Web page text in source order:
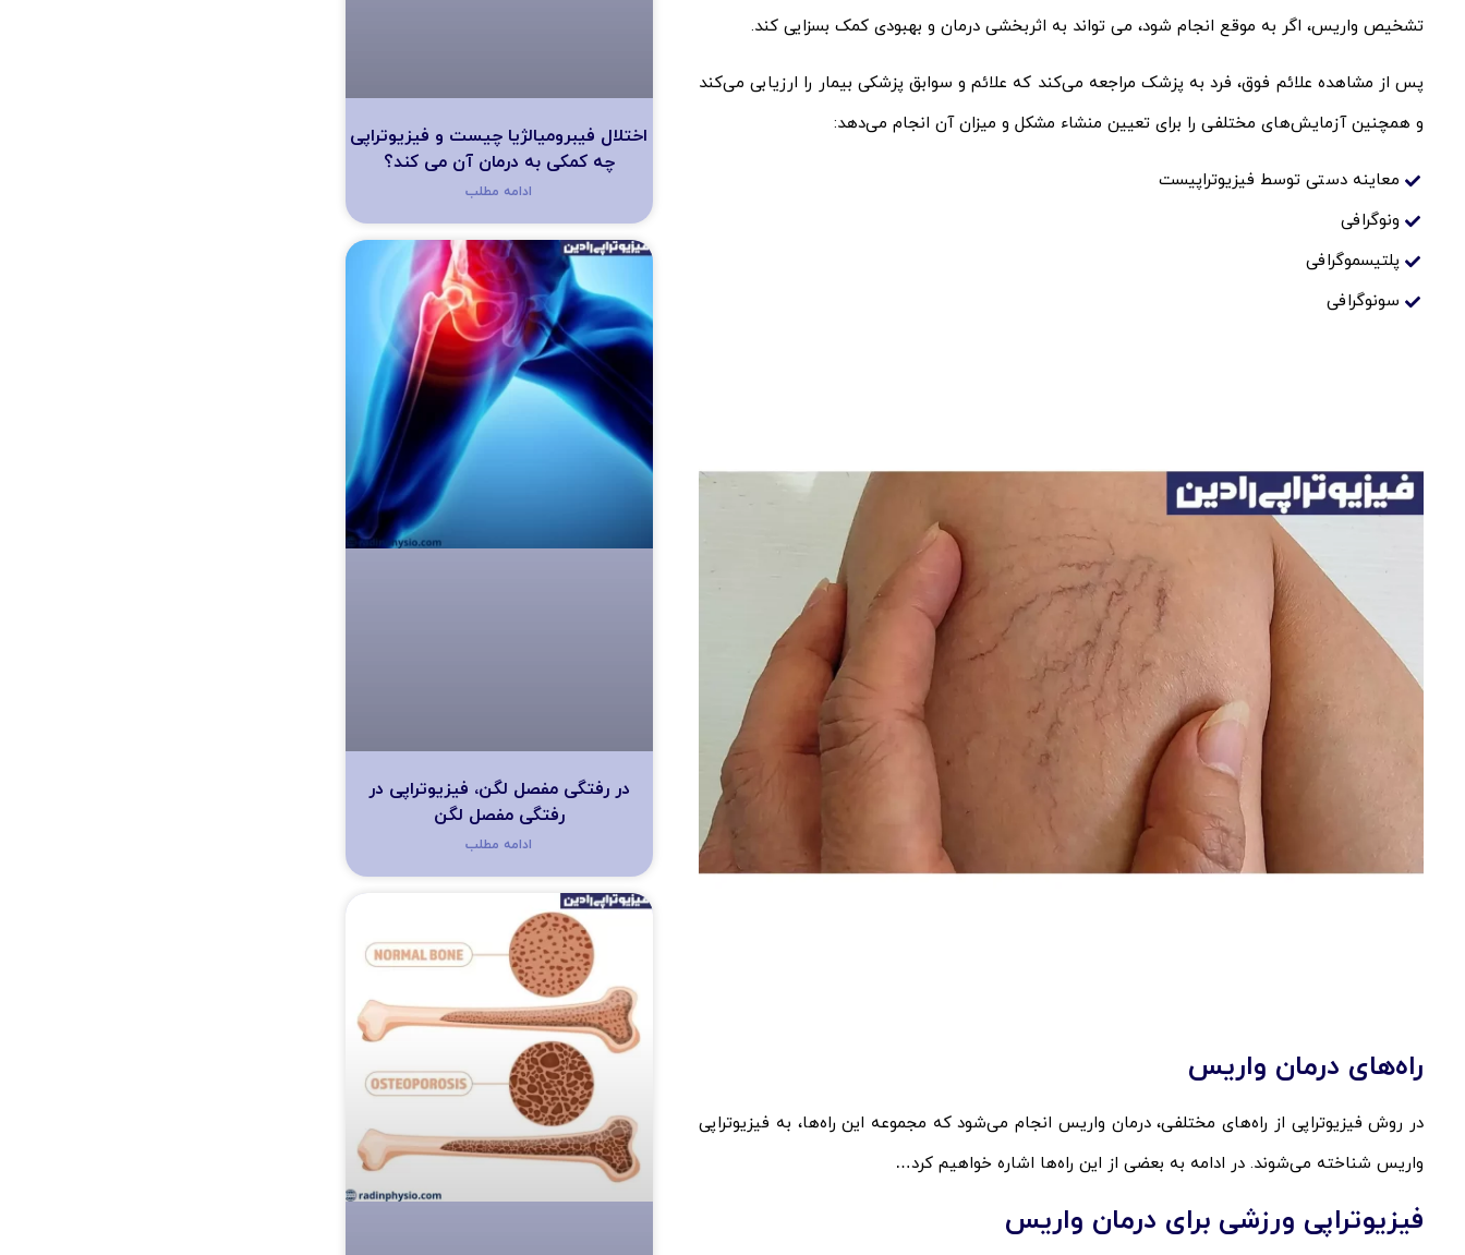
تشخیص واریس، اگر به موقع انجام شود، می تواند به اثربخشی درمان و بهبودی کمک بسزایی کند.
پس از مشاهده علائم فوق، فرد به پزشک مراجعه می‌کند که علائم و سوابق پزشکی بیمار را ارزیابی می‌کند
و همچنین آزمایش‌های مختلفی را برای تعیین منشاء مشکل و میزان آن انجام می‌دهد:
معاینه دستی توسط فیزیوتراپیست
ونوگرافی
پلتیسموگرافی
سونوگرافی
راه‌های درمان واریس
در روش فیزیوتراپی از راه‌‌های مختلفی، درمان واریس انجام می‌شود که مجموعه این راه‌ها، به فیزیوتراپی
واریس شناخته می‌شوند. در ادامه به بعضی از این راه‌ها اشاره خواهیم کرد…
فیزیوتراپی ورزشی برای درمان واریس
اختلال فیبرومیالژیا چیست و فیزیوتراپی
چه کمکی به درمان آن می کند؟
ادامه مطلب
در رفتگی مفصل لگن، فیزیوتراپی در
رفتگی مفصل لگن
ادامه مطلب